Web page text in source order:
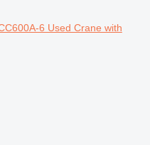
6 Used Crane with